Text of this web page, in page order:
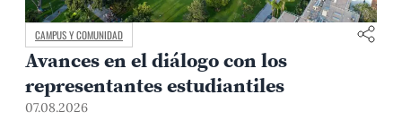
CAMPUS Y COMUNIDAD
Avances en el diálogo con los
representantes estudiantiles
07.08.2026